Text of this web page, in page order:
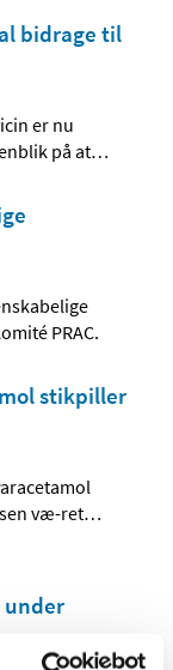
bidrage til
er nu
på at…
PRAC.
stikpiller
væ-ret…
under